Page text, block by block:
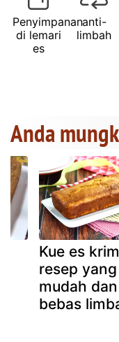
Penyimpanan
di lemari
es
anti-
limbah
Anda
Kue es
resep yang
mudah dan
bebas